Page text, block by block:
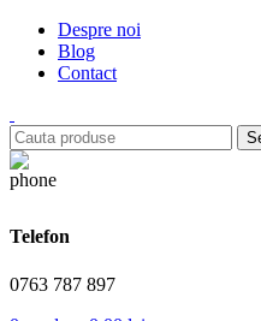
Despre noi
Blog
Contact
Telefon
0763 787 897